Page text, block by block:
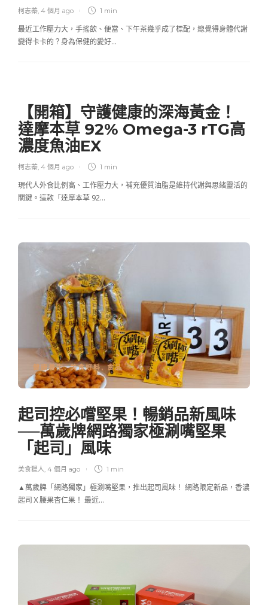
柯志蓁 4 個月 ago 1 min
最近工作壓力大，手搖飲、便當、下午茶幾乎成了標配，總覺得身體代謝
變得卡卡的？身為保健的愛好…
【開箱】守護健康的深海黃金！
達摩本草 92% Omega-3 rTG高
濃度魚油EX
柯志蓁 4 個月 ago 1 min
現代人外食比例高、工作壓力大，補充優質油脂是維持代謝與思緒靈活的
關鍵。這款「達摩本草 92…
健康養生,美食好料,食品
起司控必嚐堅果！暢銷品新風味
──萬歲牌網路獨家極涮嘴堅果
「起司」風味
美食獵人, 4 個月 ago 1 min
▲萬歲牌「網路獨家」極涮嘴堅果，推出起司風味！ 網路限定新品，香濃
起司Ｘ腰果杏仁果！ 最近…